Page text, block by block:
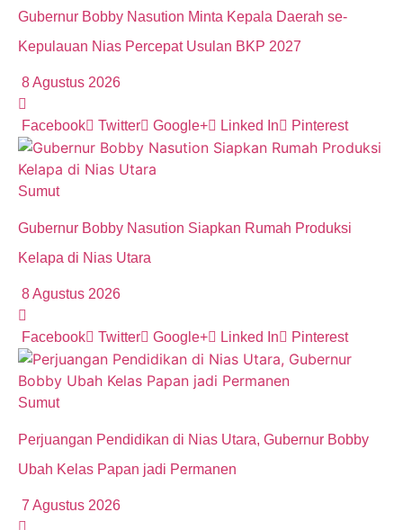
Gubernur Bobby Nasution Minta Kepala Daerah se-
Kepulauan Nias Percepat Usulan BKP 2027
8 Agustus 2026
Facebook Twitter Google+ Linked In Pinterest
Sumut
Gubernur Bobby Nasution Siapkan Rumah Produksi
Kelapa di Nias Utara
8 Agustus 2026
Facebook Twitter Google+ Linked In Pinterest
Sumut
Perjuangan Pendidikan di Nias Utara, Gubernur Bobby
Ubah Kelas Papan jadi Permanen
7 Agustus 2026